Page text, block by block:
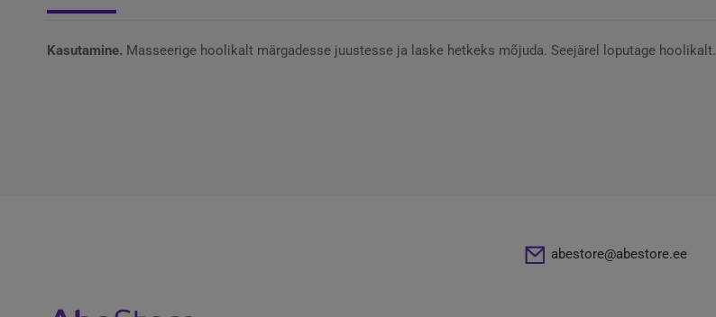
Kasutamine. Masseerige hoolikalt märgadesse juustesse ja laske hetkeks mõjuda. Seejärel loputage hoolikalt.
abestore@abestore.ee